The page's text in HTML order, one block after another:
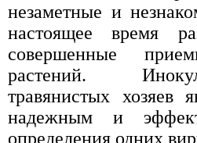
незаметные и
настоящее время
совершенные
растений.
травянистых хозяев
надежным и
определения одних